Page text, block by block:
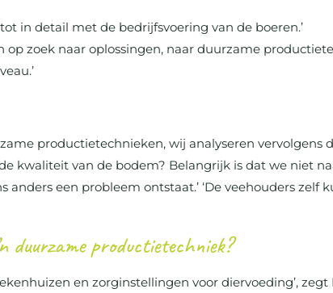
in detail met de bedrijfsvoering van de boeren.’
op zoek naar oplossingen, naar duurzame
productietechnieken, wij analyseren vervolgens
kwaliteit van de bodem? Belangrijk is dat we niet
een probleem ontstaat.’ ‘De veehouders zelf
duurzame productietechniek?
en zorginstellingen voor diervoeding’,